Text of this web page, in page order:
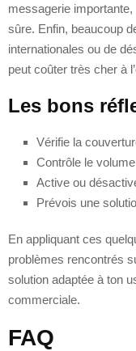
messagerie
sûre. Enfin, beaucoup
internationales ou de
peut coûter très cher à
Les bons
Vérifie la
Contrôle le
Active ou
Prévois une
En appliquant ces
problèmes rencontrés
solution adaptée à ton
commerciale.
FAQ